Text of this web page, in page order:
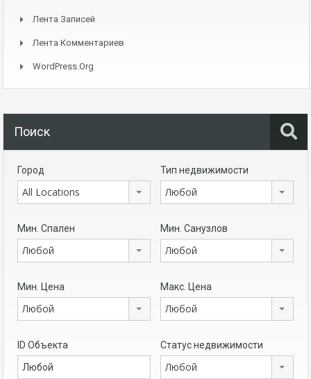
Лента Записей
Лента Комментариев
WordPress.org
Поиск
Город
All Locations
Тип недвижимости
Любой
Мин. Спален
Любой
Мин. Санузлов
Любой
Мин. Цена
Любой
Макс. Цена
Любой
ID Объекта Статус недвижимости
Любой